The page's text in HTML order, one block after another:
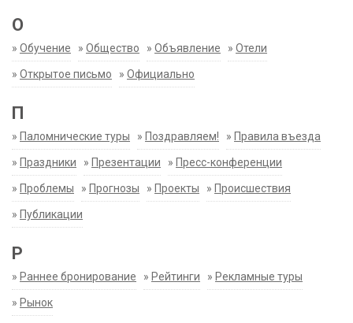
О
» Обучение » Общество » Объявление » Отели
» Открытое письмо » Официально
П
» Паломнические туры » Поздравляем! » Правила въезда
» Праздники » Презентации » Пресс-конференции
» Проблемы » Прогнозы » Проекты » Происшествия
» Публикации
Р
» Раннее бронирование » Рейтинги » Рекламные туры
» Рынок